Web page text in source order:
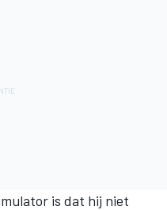
is dat hij niet